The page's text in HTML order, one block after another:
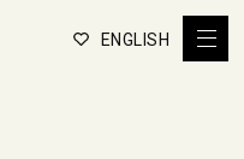
ENGLISH